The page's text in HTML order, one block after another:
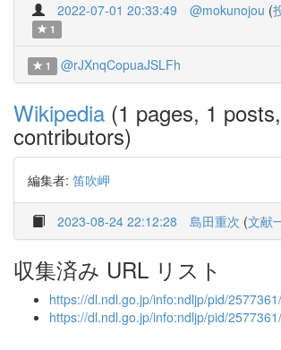
2022-07-01 20:33:49 @mokunojou (
1
1 @rJXnqCopuaJSLFh
Wikipedia (1 pages, 1
contributors)
編集者: 笛吹岬
2023-08-24 22:12:28 島田重次 (文献
収集済み URL リスト
https://dl.ndl.go.jp/info:ndljp/pid/
https://dl.ndl.go.jp/info:ndljp/pid/